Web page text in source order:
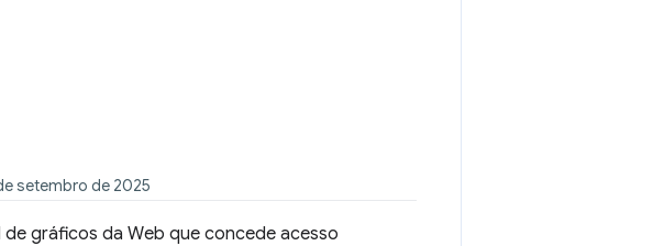
setembro de 2025
gráficos da Web que concede acesso